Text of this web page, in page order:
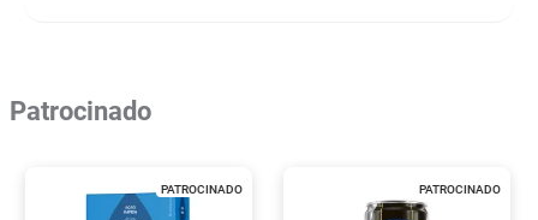
Patrocinado
PATROCINADO PATROCINADO